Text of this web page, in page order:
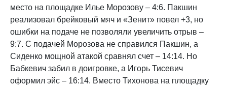
место на площадке Илье Морозову – 4:6. Пакшин
реализовал брейковый мяч и «Зенит» повел +3, но
ошибки на подаче не позволяли увеличить отрыв –
9:7. С подачей Морозова не справился Пакшин, а
Сиденко мощной атакой сравнял счет – 14:14. Но
Бабкевич забил в доигровке, а Игорь Тисевич
оформил эйс – 16:14. Вместо Тихонова на площадку